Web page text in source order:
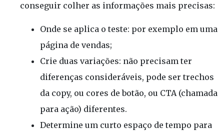
conseguir colher as informações mais precisas:
Onde se aplica o teste: por exemplo em uma
página de vendas;
Crie duas variações: não precisam ter
diferenças consideráveis, pode ser trechos
da copy, ou cores de botão, ou CTA (chamada
para ação) diferentes.
Determine um curto espaço de tempo para